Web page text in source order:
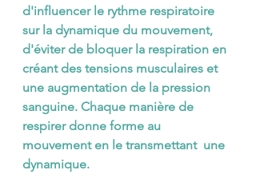
d'influencer le rythme respiratoire
sur la dynamique du mouvement,
d'éviter de bloquer la respiration en
créant des tensions musculaires et
une augmentation de la pression
sanguine. Chaque manière de
respirer donne forme au
mouvement en le transmettant  une
dynamique.